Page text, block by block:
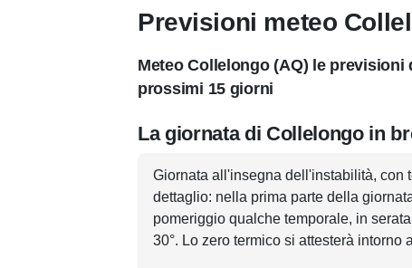
Previsioni meteo
Meteo Collelongo (AQ) le
prossimi 15 giorni
La giornata di Collelongo in
Giornata all'insegna dell'instabilità, con
dettaglio: nella prima parte della
pomeriggio qualche temporale, in
30°. Lo zero termico si attesterà